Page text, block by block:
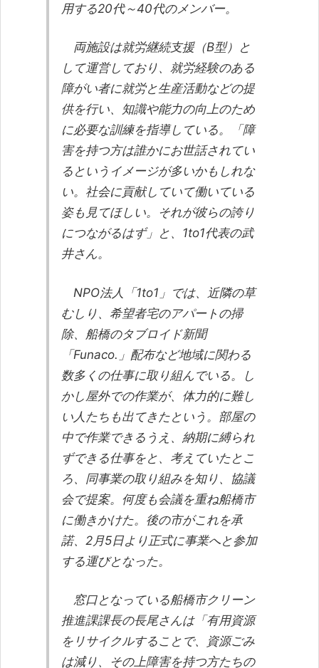
用する20代～40代のメンバー。
両施設は就労継続支援（B型）と
して運営しており、就労経験のある
障がい者に就労と生産活動などの提
供を行い、知識や能力の向上のため
に必要な訓練を指導している。「障
害を持つ方は誰かにお世話されてい
るというイメージが多いかもしれな
い。社会に貢献していて働いている
姿も見てほしい。それが彼らの誇り
につながるはず」と、1to1代表の武
井さん。
NPO法人「1to1」では、近隣の草
むしり、希望者宅のアパートの掃
除、船橋のタブロイド新聞
「Funaco.」配布など地域に関わる
数多くの仕事に取り組んでいる。し
かし屋外での作業が、体力的に難し
い人たちも出てきたという。部屋の
中で作業できるうえ、納期に縛られ
ずできる仕事をと、考えていたとこ
ろ、同事業の取り組みを知り、協議
会で提案。何度も会議を重ね船橋市
に働きかけた。後の市がこれを承
諾、2月5日より正式に事業へと参加
する運びとなった。
窓口となっている船橋市クリーン
推進課課長の長尾さんは「有用資源
をリサイクルすることで、資源ごみ
は減り、その上障害を持つ方たちの